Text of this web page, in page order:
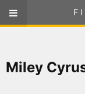
ou
Miley
FILMES
FILMES EM